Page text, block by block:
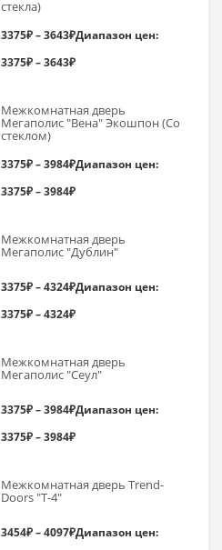
стекла)
3375₽–3643₽Диапазон цен:
3375₽ – 3643₽
Межкомнатная дверь
Мегаполис "Вена" Экошпон (Со
стеклом)
3375₽–3984₽Диапазон цен:
3375₽ – 3984₽
Межкомнатная дверь
Мегаполис "Дублин"
3375₽–4324₽Диапазон цен:
3375₽ – 4324₽
Межкомнатная дверь
Мегаполис "Сеул"
3375₽–3984₽Диапазон цен:
3375₽ – 3984₽
Межкомнатная дверь Trend-
Doоrs "Т-4"
3454₽–4097₽Диапазон цен: